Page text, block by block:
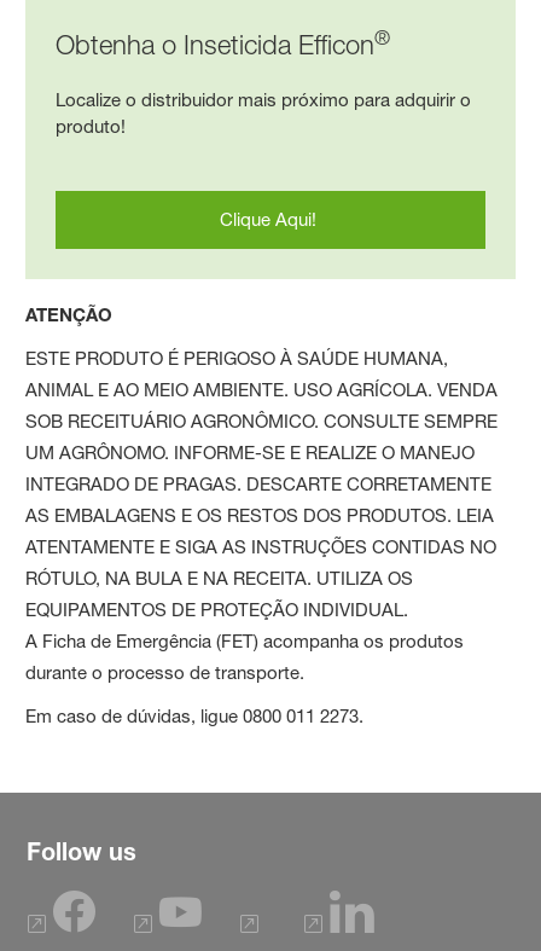
Obtenha o Inseticida Efficon®
Localize o distribuidor mais próximo para adquirir o
produto!
Clique Aqui!
ATENÇÃO
ESTE PRODUTO É PERIGOSO À SAÚDE HUMANA,
ANIMAL E AO MEIO AMBIENTE. USO AGRÍCOLA. VENDA
SOB RECEITUÁRIO AGRONÔMICO. CONSULTE SEMPRE
UM AGRÔNOMO. INFORME-SE E REALIZE O MANEJO
INTEGRADO DE PRAGAS. DESCARTE CORRETAMENTE
AS EMBALAGENS E OS RESTOS DOS PRODUTOS. LEIA
ATENTAMENTE E SIGA AS INSTRUÇÕES CONTIDAS NO
RÓTULO, NA BULA E NA RECEITA. UTILIZA OS
EQUIPAMENTOS DE PROTEÇÃO INDIVIDUAL.
A Ficha de Emergência (FET) acompanha os produtos
durante o processo de transporte.
Em caso de dúvidas, ligue 0800 011 2273.
Follow us